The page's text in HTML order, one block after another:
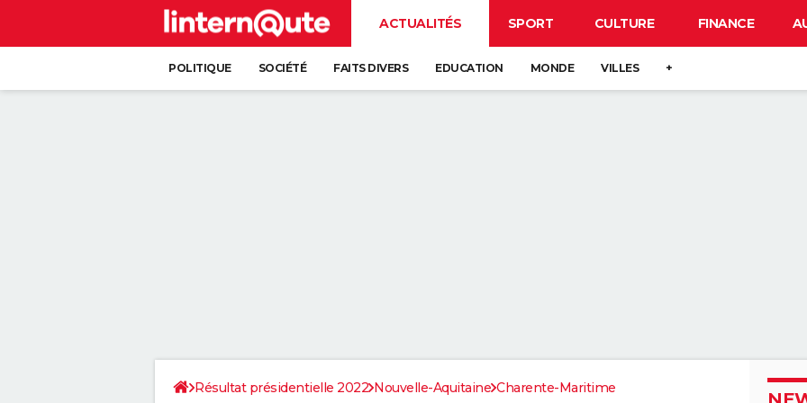
ACTUALITÉS SPORT CULTURE FINANCE
POLITIQUE SOCIÉTÉ FAITS DIVERS EDUCATION MONDE VILLES +
Résultat présidentielle 2022 Nouvelle-Aquitaine Charente-Maritime